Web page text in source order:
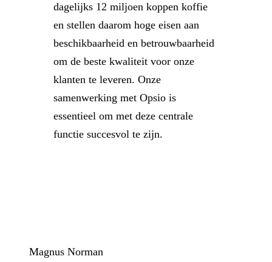
dagelijks 12 miljoen koppen koffie
en stellen daarom hoge eisen aan
beschikbaarheid en betrouwbaarheid
om de beste kwaliteit voor onze
klanten te leveren. Onze
samenwerking met Opsio is
essentieel om met deze centrale
functie succesvol te zijn.
Magnus Norman